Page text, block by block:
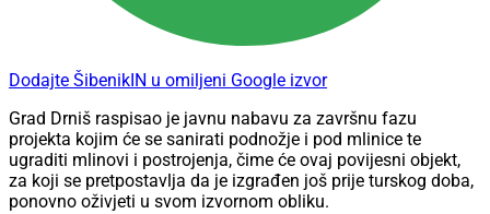
Dodajte ŠibenikIN u omiljeni Google izvor
Grad Drniš raspisao je javnu nabavu za završnu fazu
projekta kojim će se sanirati podnožje i pod mlinice te
ugraditi mlinovi i postrojenja, čime će ovaj povijesni objekt,
za koji se pretpostavlja da je izgrađen još prije turskog doba,
ponovno oživjeti u svom izvornom obliku.